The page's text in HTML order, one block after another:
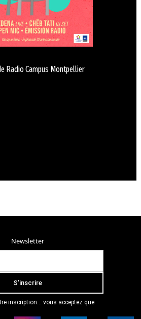
Radio Campus Montpellier
Newsletter
inscription... vous acceptez que